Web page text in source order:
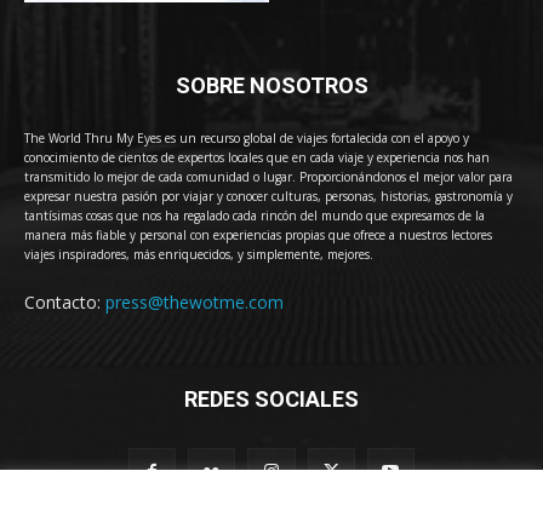
SOBRE NOSOTROS
The World Thru My Eyes es un recurso global de viajes fortalecida con el apoyo y
conocimiento de cientos de expertos locales que en cada viaje y experiencia nos han
transmitido lo mejor de cada comunidad o lugar. Proporcionándonos el mejor valor para
expresar nuestra pasión por viajar y conocer culturas, personas, historias, gastronomía y
tantísimas cosas que nos ha regalado cada rincón del mundo que expresamos de la
manera más fiable y personal con experiencias propias que ofrece a nuestros lectores
viajes inspiradores, más enriquecidos, y simplemente, mejores.
Contacto: press@thewotme.com
REDES SOCIALES